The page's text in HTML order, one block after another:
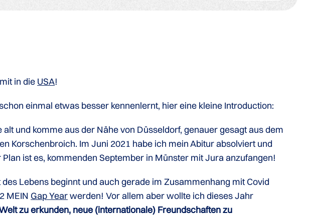
mit in die USA!
einmal etwas besser kennenlernt, hier eine kleine Introduction:
alt und komme aus der Nähe von Düsseldorf, genauer gesagt aus dem
Korschenbroich. Im Juni 2021 habe ich mein Abitur absolviert und
ist es, kommenden September in Münster mit Jura anzufangen!
Lebens beginnt und auch gerade im Zusammenhang mit Covid
MEIN Gap Yearwerden! Vor allem aber wollte ich dieses Jahr
zu erkunden, neue (internationale) Freundschaften zu